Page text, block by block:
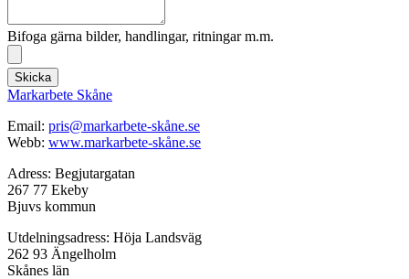
Bifoga gärna bilder, handlingar, ritningar m.m.
Skicka
Markarbete Skåne
Email: pris@markarbete-skåne.se
Webb: www.markarbete-skåne.se
Adress: Begjutargatan
267 77 Ekeby
Bjuvs kommun
Utdelningsadress: Höja Landsväg
262 93 Ängelholm
Skånes län